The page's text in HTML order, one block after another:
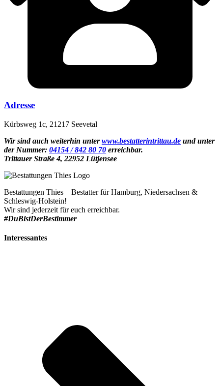
Adresse
Kürbsweg 1c, 21217 Seevetal
Wir sind auch weiterhin unterwww.bestatterintrittau.de und unter
der Nummer: 04154 / 842 80 70 erreichbar.
Trittauer Straße 4, 22952 Lütjensee
Bestattungen Thies – Bestatter für Hamburg, Niedersachsen &
Schleswig-Holstein!
Wir sind jederzeit für euch erreichbar.
#DuBistDerBestimmer
Interessantes